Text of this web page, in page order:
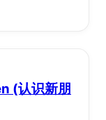
(认识新朋